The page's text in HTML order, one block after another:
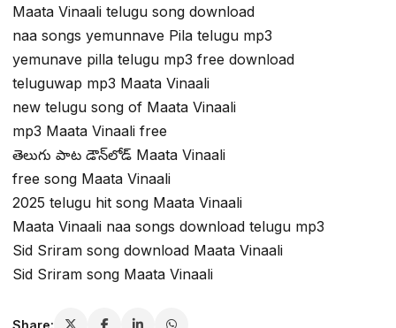
Maata Vinaali telugu song download
naa songs yemunnave Pila telugu mp3
yemunave pilla telugu mp3 free download
teluguwap mp3 Maata Vinaali
new telugu song of Maata Vinaali
mp3 Maata Vinaali free
తెలుగు పాట డౌన్‌లోడ్ Maata Vinaali
free song Maata Vinaali
2025 telugu hit song Maata Vinaali
Maata Vinaali naa songs download telugu mp3
Sid Sriram song download Maata Vinaali
Sid Sriram song Maata Vinaali
Share: